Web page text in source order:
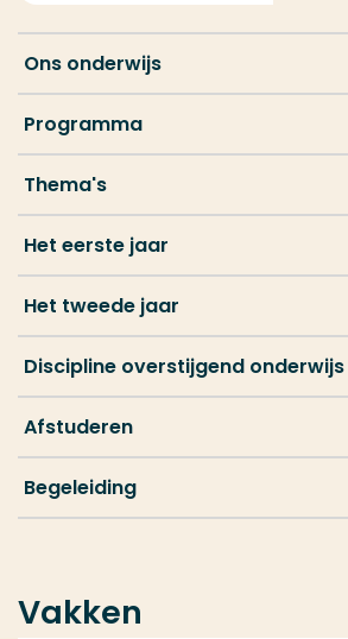
Ons onderwijs
Programma
Thema's
Het eerste jaar
Het tweede jaar
Discipline overstijgend onderwijs
Afstuderen
Begeleiding
Vakken